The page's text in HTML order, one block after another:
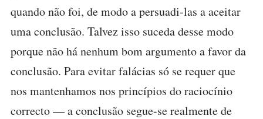
quando não foi, de modo a persuadi-las a aceitar
uma conclusão. Talvez isso suceda desse modo
porque não há nenhum bom argumento a favor da
conclusão. Para evitar falácias só se requer que
nos mantenhamos nos princípios do raciocínio
correcto — a conclusão segue-se realmente de